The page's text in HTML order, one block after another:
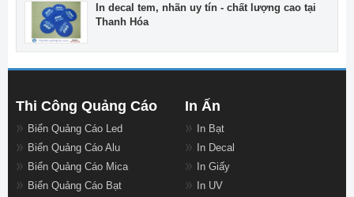
In decal tem, nhãn uy tín - chất lượng cao tại
Thanh Hóa
Thi Công Quảng Cáo
Biển Quảng Cáo Led
Biển Quảng Cáo Alu
Biển Quảng Cáo Mica
Biển Quảng Cáo Bạt
In Ấn
In Bạt
In Decal
In Giấy
In UV